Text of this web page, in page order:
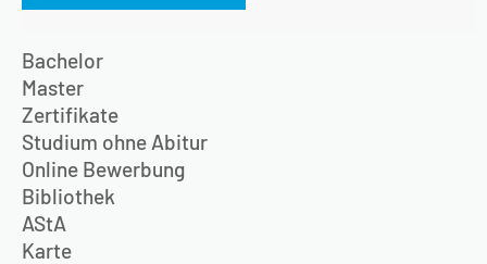
Bachelor
Master
Zertifikate
Studium ohne Abitur
Online Bewerbung
Bibliothek
AStA
Karte